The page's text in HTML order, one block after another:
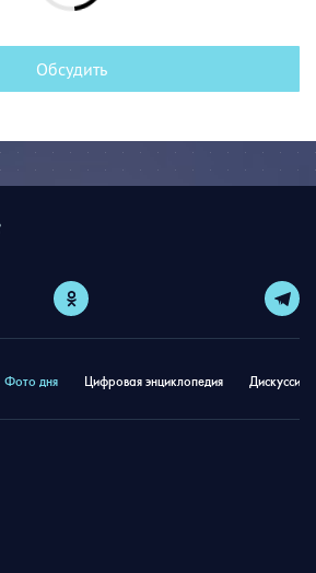
Обсудить
Фото дня Цифровая энциклопедия